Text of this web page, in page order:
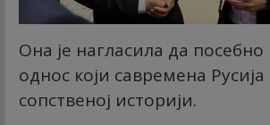
Она је нагласила да посебно
однос који савремена
сопственој историји.